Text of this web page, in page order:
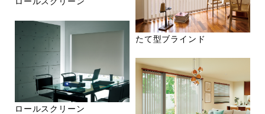
ロールスクリーン
たて型ブラインド